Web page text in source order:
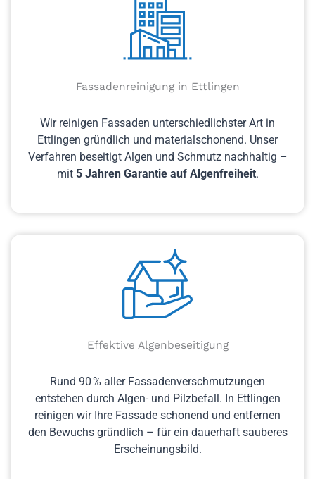
Fassadenreinigung in Ettlingen
Wir reinigen Fassaden unterschiedlichster Art in
Ettlingen gründlich und materialschonend. Unser
Verfahren beseitigt Algen und Schmutz nachhaltig –
mit 5 Jahren Garantie auf Algenfreiheit.
Effektive Algenbeseitigung
Rund 90 % aller Fassadenverschmutzungen
entstehen durch Algen- und Pilzbefall. In Ettlingen
reinigen wir Ihre Fassade schonend und entfernen
den Bewuchs gründlich – für ein dauerhaft sauberes
Erscheinungsbild.